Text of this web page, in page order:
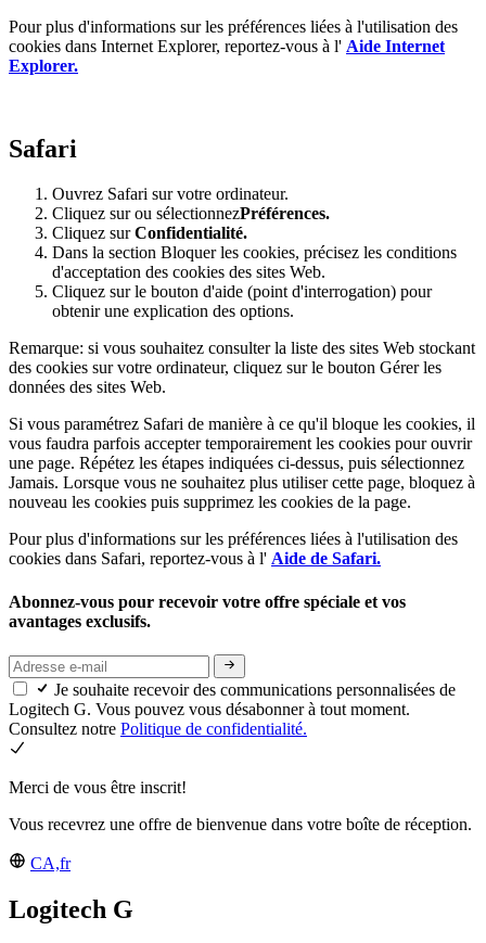
Pour plus d'informations sur les préférences liées à l'utilisation des
cookies dans Internet Explorer, reportez-vous à l' Aide Internet
Explorer.
Safari
Ouvrez Safari sur votre ordinateur.
Cliquez sur ou sélectionnezPréférences.
Cliquez surConfidentialité.
Dans la section Bloquer les cookies, précisez les conditions
d'acceptation des cookies des sites Web.
Cliquez sur le bouton d'aide (point d'interrogation) pour
obtenir une explication des options.
Remarque: si vous souhaitez consulter la liste des sites Web stockant
des cookies sur votre ordinateur, cliquez sur le bouton Gérer les
données des sites Web.
Si vous paramétrez Safari de manière à ce qu'il bloque les cookies, il
vous faudra parfois accepter temporairement les cookies pour ouvrir
une page. Répétez les étapes indiquées ci-dessus, puis sélectionnez
Jamais. Lorsque vous ne souhaitez plus utiliser cette page, bloquez à
nouveau les cookies puis supprimez les cookies de la page.
Pour plus d'informations sur les préférences liées à l'utilisation des
cookies dans Safari, reportez-vous à l' Aide de Safari.
Abonnez-vous pour recevoir votre offre spéciale et vos
avantages exclusifs.
Je souhaite recevoir des communications personnalisées de
Logitech G. Vous pouvez vous désabonner à tout moment.
Consultez notre Politique de confidentialité.
Merci de vous être inscrit!
Vous recevrez une offre de bienvenue dans votre boîte de réception.
CA,fr
Logitech G